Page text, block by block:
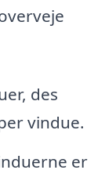
des
vindue.
er